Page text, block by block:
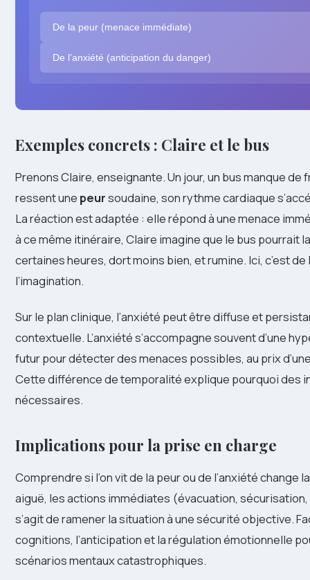
De la peur (menace immédiate)
De l’anxiété (anticipation du danger)
Exemples concrets : Claire et le bus
Prenons Claire, enseignante. Un jour, un bus manque
ressent une peursoudaine, son rythme cardiaque
La réaction est adaptée : elle répond à une menace
à ce même itinéraire, Claire imagine que le bus pourrait
certaines heures, dort moins bien, et rumine. Ici, c’est de
l’imagination.
Sur le plan clinique, l’anxiété peut être diffuse et
contextuelle. L’anxiété s’accompagne souvent d’une
futur pour détecter des menaces possibles, au prix
Cette différence de temporalité explique pourquoi des
nécessaires.
Implications pour la prise en charge
Comprendre si l’on vit de la peur ou de l’anxiété
aiguë, les actions immédiates (évacuation,
s’agit de ramener la situation à une sécurité objective.
cognitions, l’anticipation et la régulation émotionnelle
scénarios mentaux catastrophiques.